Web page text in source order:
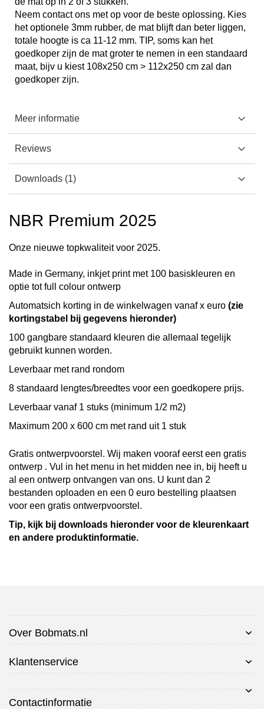
NBR Premium 2025
Onze nieuwe topkwaliteit voor 2025.
Made in Germany, inkjet print met 100 basiskleuren en
optie tot full colour ontwerp
Automatsich korting in de winkelwagen vanaf x euro (zie
kortingstabel bij gegevens hieronder)
100 gangbare standaard kleuren die allemaal tegelijk
gebruikt kunnen worden.
Leverbaar met rand rondom
8 standaard lengtes/breedtes voor een goedkopere prijs.
Leverbaar vanaf 1 stuks (minimum 1/2 m2)
Maximum 200 x 600 cm met rand uit 1 stuk
Gratis ontwerpvoorstel. Wij maken vooraf eerst een gratis
ontwerp . Vul in het menu in het midden nee in, bij heeft u
al een ontwerp ontvangen van ons. U kunt dan 2
bestanden oploaden en een 0 euro bestelling plaatsen
voor een gratis ontwerpvoorstel.
Tip, kijk bij downloads hieronder voor de kleurenkaart
en andere produktinformatie.
Neem contact ons met op voor de beste oplossing. Kies
het optionele 3mm rubber, de mat blijft dan beter liggen,
totale hoogte is ca 11-12 mm. TIP, soms kan het
goedkoper zijn de mat groter te nemen in een standaard
maat, bijv u kiest 108x250 cm > 112x250 cm zal dan
goedkoper zijn.
Meer informatie
Reviews
Downloads 1
Over Bobmats.nl
Klantenservice
Contactinformatie